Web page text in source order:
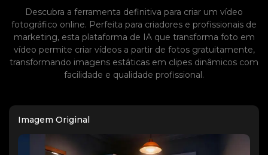
Descubra a ferramenta definitiva para criar um vídeo
fotográfico online. Perfeita para criadores e profissionais de
marketing, esta plataforma de IA que transforma foto em
vídeo permite criar vídeos a partir de fotos gratuitamente,
transformando imagens estáticas em clipes dinâmicos com
facilidade e qualidade profissional.
Imagem Original